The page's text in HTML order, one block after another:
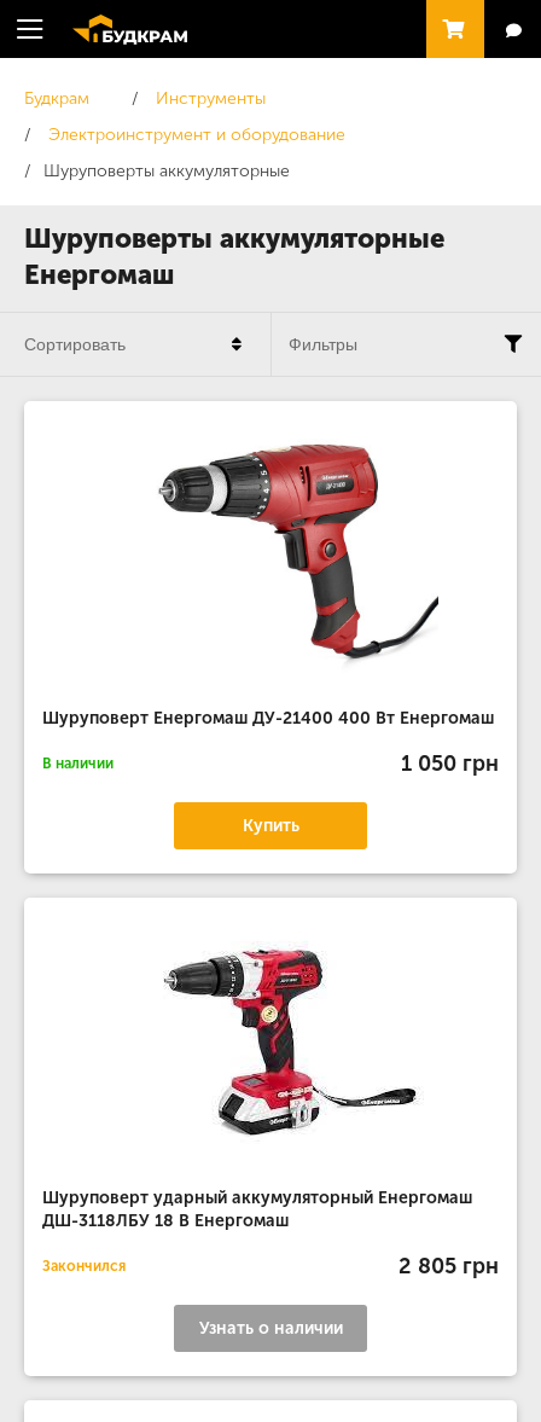
Шуруповерты аккумуляторные
Енергомаш
Будкрам
Инструменты
Электроинструмент и оборудование
Шуруповерты аккумуляторные
Шуруповерт Енергомаш ДУ-21400 400 Вт Енергомаш
В наличии 1 050 грн
Купить
Шуруповерт ударный аккумуляторный Енергомаш
ДШ-3118ЛБУ 18 В Енергомаш
Закончился 2 805 грн
Узнать о наличии
Сортировать Фильтры